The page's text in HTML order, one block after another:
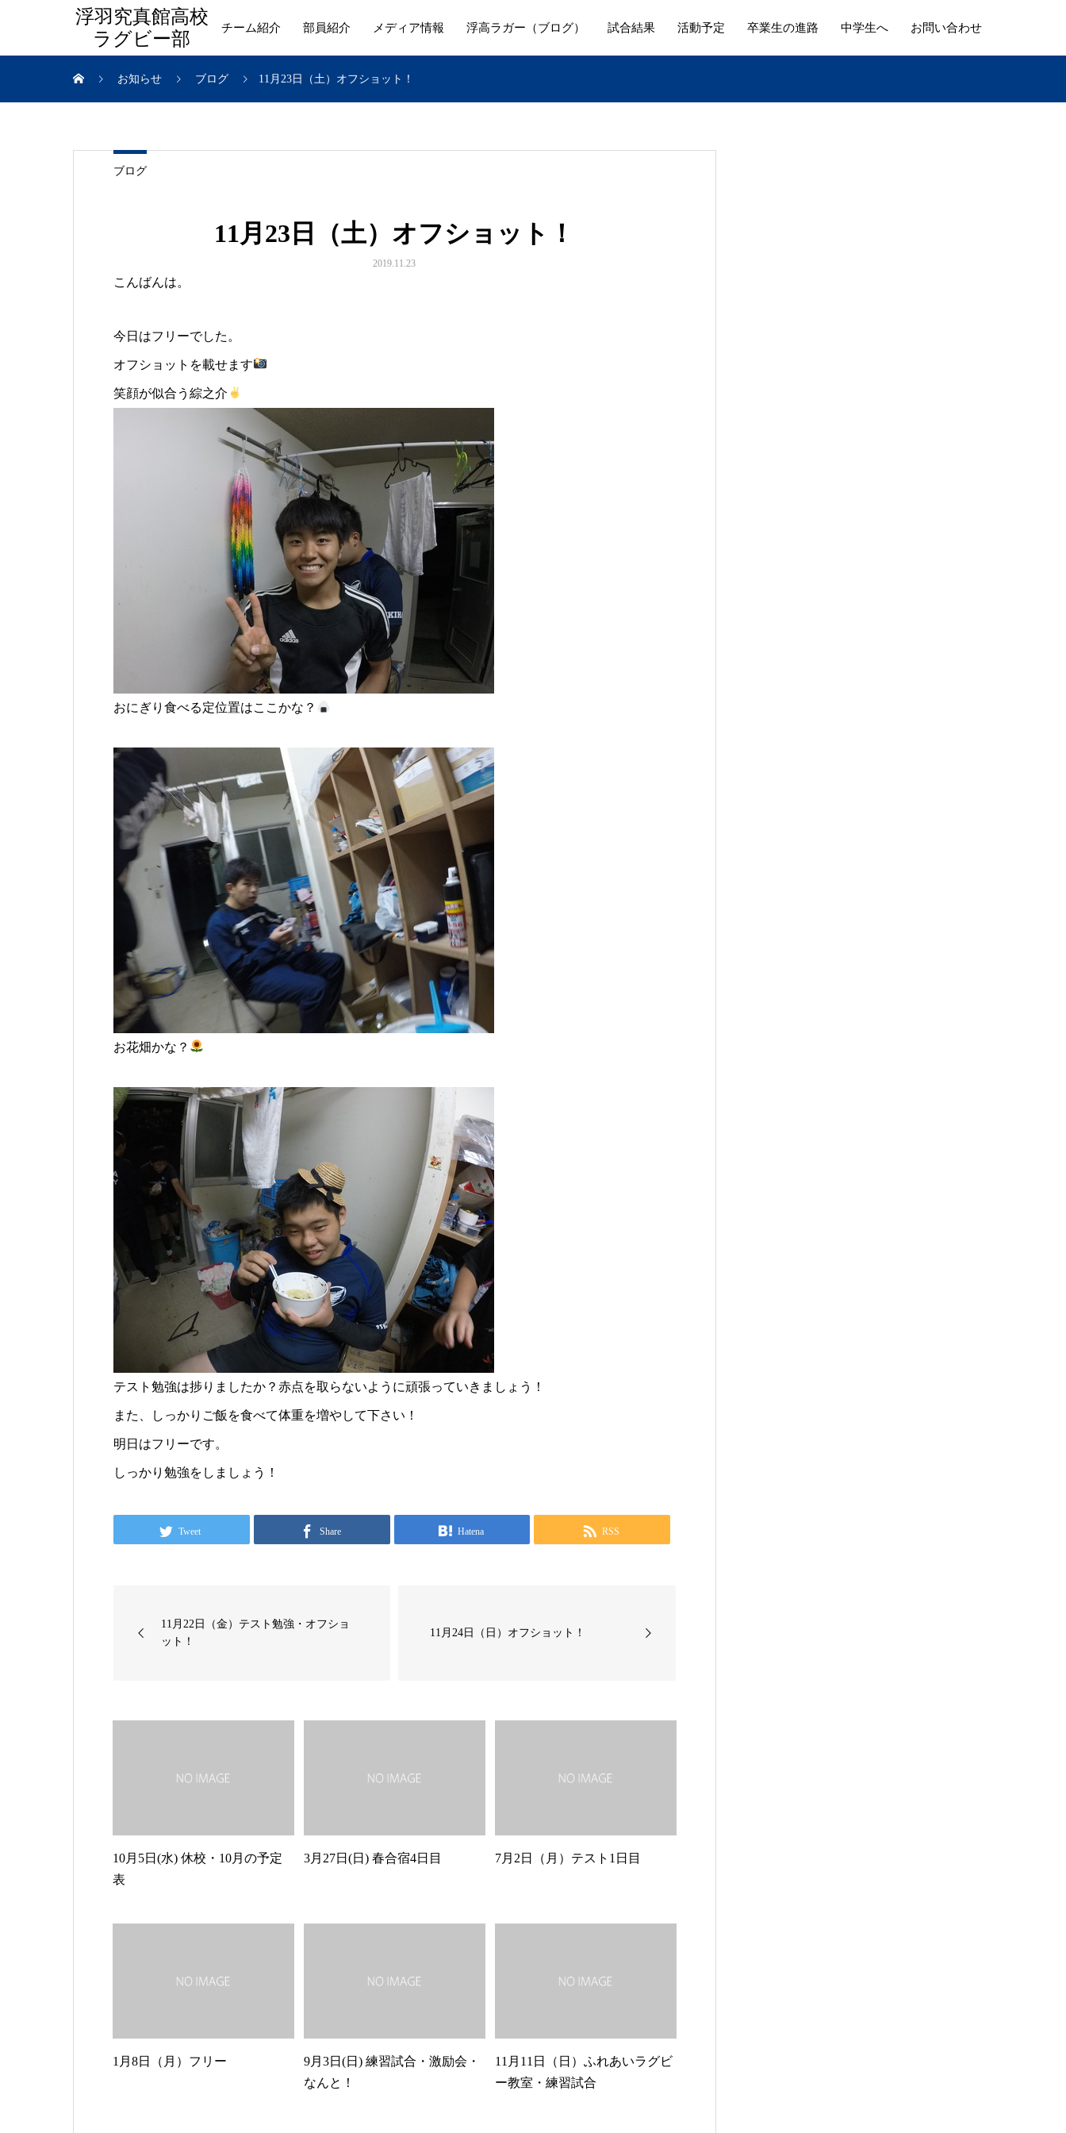
浮羽究真館高校
ラグビー部
チーム紹介 部員紹介 メディア情報 浮高ラガー（ブログ） 試合結果 活動予定 卒業生の進路 中学生へ お問い合わせ
お知らせ ブログ 11月23日（土）オフショット！
ブログ
11月23日（土）オフショット！
2019.11.23
こんばんは。
今日はフリーでした。
オフショットを載せます
笑顔が似合う綜之介
おにぎり食べる定位置はここかな？
お花畑かな？
テスト勉強は捗りましたか？赤点を取らないように頑張っていきましょう！
また、しっかりご飯を食べて体重を増やして下さい！
明日はフリーです。
しっかり勉強をしましょう！
Tweet Share Hatena RSS
11月22日（金）テスト勉強・オフショ
ット！
11月24日（日）オフショット！
10月5日(水) 休校・10月の予定
表
3月27日(日) 春合宿4日目 7月2日（月）テスト1日目
1月8日（月）フリー
9月3日(日) 練習試合・激励会・
なんと！
11月11日（日）ふれあいラグビ
ー教室・練習試合